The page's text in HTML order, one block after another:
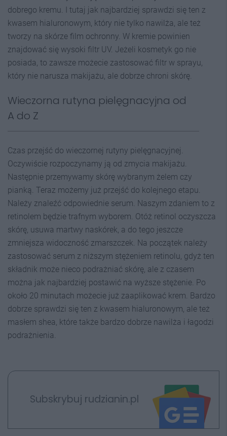
dobrego kremu. I tutaj jak najbardziej sprawdzi się ten z
kwasem hialuronowym, który nie tylko nawilża, ale też
tworzy na skórze film ochronny. W kremie powinien
znajdować się wysoki filtr UV. Jeżeli kosmetyk go nie
posiada, to zawsze możecie zastosować filtr w sprayu,
który nie narusza makijażu, ale dobrze chroni skórę.
Wieczorna rutyna pielęgnacyjna od
A do Z
Czas przejść do wieczornej rutyny pielęgnacyjnej.
Oczywiście rozpoczynamy ją od zmycia makijażu.
Następnie przemywamy skórę wybranym żelem czy
pianką. Teraz możemy już przejść do kolejnego etapu.
Należy znaleźć odpowiednie serum. Naszym zdaniem to z
retinolem będzie trafnym wyborem. Otóż retinol oczyszcza
skórę, usuwa martwy naskórek, a do tego jeszcze
zmniejsza widoczność zmarszczek. Na początek należy
zastosować serum z niższym stężeniem retinolu, gdyż ten
składnik może nieco podrażniać skórę, ale z czasem
można jak najbardziej postawić na wyższe stężenie. Po
około 20 minutach możecie już zaaplikować krem. Bardzo
dobrze sprawdzi się ten z kwasem hialuronowym, ale też
masłem shea, które także bardzo dobrze nawilża i łagodzi
podrażnienia.
Subskrybuj rudzianin.pl